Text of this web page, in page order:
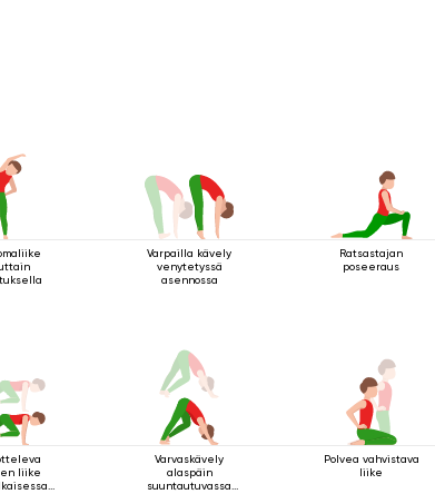
Varpailla kävely
venytetyssä
asennossa
Ratsastajan
poseeraus
liike
Varvaskävely
alaspäin
suuntautuvassa
Polvea vahvistava
liike